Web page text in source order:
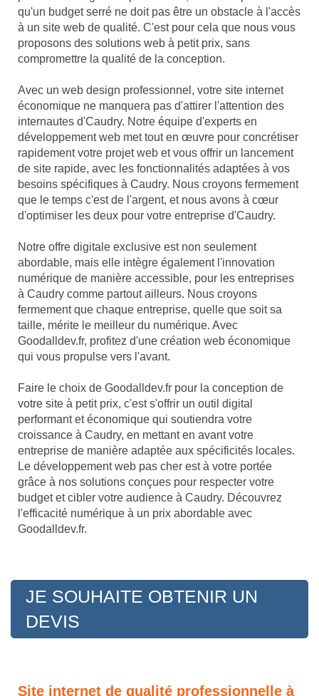
qu'un budget serré ne doit pas être un obstacle à l'accès
à un site web de qualité. C'est pour cela que nous vous
proposons des solutions web à petit prix, sans
compromettre la qualité de la conception.
Avec un web design professionnel, votre site internet
économique ne manquera pas d'attirer l'attention des
internautes d'Caudry. Notre équipe d'experts en
développement web met tout en œuvre pour concrétiser
rapidement votre projet web et vous offrir un lancement
de site rapide, avec les fonctionnalités adaptées à vos
besoins spécifiques à Caudry. Nous croyons fermement
que le temps c'est de l'argent, et nous avons à cœur
d'optimiser les deux pour votre entreprise d'Caudry.
Notre offre digitale exclusive est non seulement
abordable, mais elle intègre également l'innovation
numérique de manière accessible, pour les entreprises
à Caudry comme partout ailleurs. Nous croyons
fermement que chaque entreprise, quelle que soit sa
taille, mérite le meilleur du numérique. Avec
Goodalldev.fr, profitez d'une création web économique
qui vous propulse vers l'avant.
Faire le choix de Goodalldev.fr pour la conception de
votre site à petit prix, c'est s'offrir un outil digital
performant et économique qui soutiendra votre
croissance à Caudry, en mettant en avant votre
entreprise de manière adaptée aux spécificités locales.
Le développement web pas cher est à votre portée
grâce à nos solutions conçues pour respecter votre
budget et cibler votre audience à Caudry. Découvrez
l'efficacité numérique à un prix abordable avec
Goodalldev.fr.
JE SOUHAITE OBTENIR UN
DEVIS
Site internet de qualité professionnelle à